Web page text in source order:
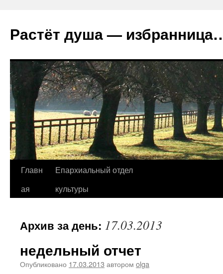
Растёт душа —
Перейти
Главн
ая
Епархиальный отдел
культуры
Архив за день: 17.03.2013
недельный отчет
Опубликовано 17.03.2013 автором olga